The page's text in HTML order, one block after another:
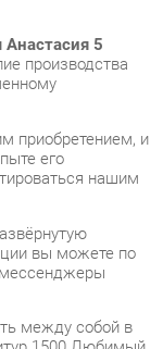
и
его
нашим
вы можете по
собой в
1500 Любимый
забрав его
Полный